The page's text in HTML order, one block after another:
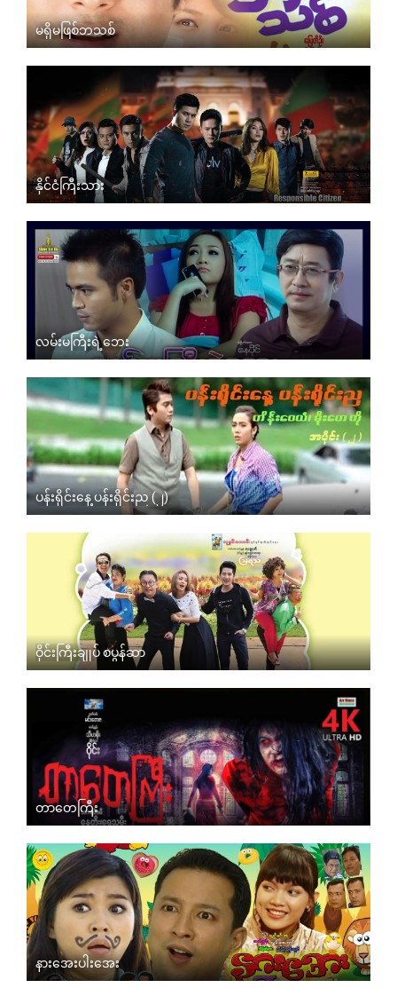
မရှိမဖြစ်ဘသစ်
နိုင်ငံကြီးသား
လမ်းမကြီးရဲ့ဘေး
ပန်းရိုင်းနေ့ ပန်းရိုင်းည (၂)
ဝိုင်းကြီးချုပ် စပွန်ဆာ
တာတေကြီး
နားအေးပါးအေး